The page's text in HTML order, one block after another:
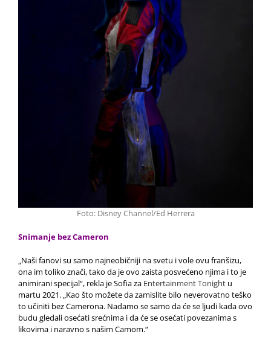
Foto: Disney Channel/Ed Herrera
Snimanje bez Cameron
„Naši fanovi su samo najneobičniji na svetu i vole ovu franšizu,
ona im toliko znači, tako da je ovo zaista posvećeno njima i to je
animirani specijal“, rekla je Sofia za Entertainment Tonight u
martu 2021. „Kao što možete dazamislite bilo neverovatno teško
to učiniti bez Camerona. Nadamo se samo da će se ljudi kada ovo
budu gledali osećati srećnima i da će se osećati povezanima s
likovima i naravno s našim Camom.“